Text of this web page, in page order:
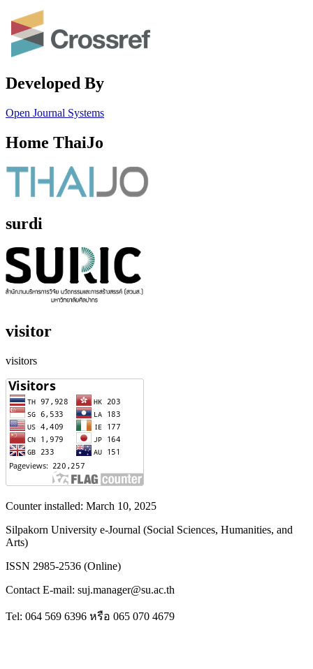
Developed By
Open Journal Systems
Home ThaiJo
surdi
visitor
visitors
Counter installed: March 10, 2025
Silpakorn University e-Journal (Social Sciences, Humanities, and
Arts)
ISSN 2985-2536 (Online)
Contact E-mail: suj.manager@su.ac.th
Tel: 064 569 6396 หรือ 065 070 4679